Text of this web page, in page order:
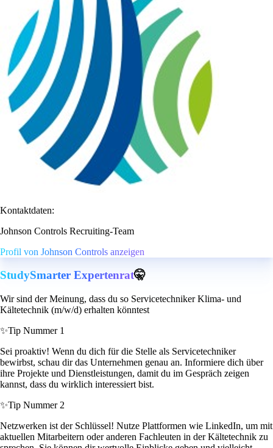
Kontaktdaten:
Johnson Controls Recruiting-Team
Profil von Johnson Controls anzeigen
StudySmarter Expertenrat🤫
Wir sind der Meinung, dass du so Servicetechniker Klima- und
Kältetechnik (m/w/d) erhalten könntest
✨Tip Nummer 1
Sei proaktiv! Wenn du dich für die Stelle als Servicetechniker
bewirbst, schau dir das Unternehmen genau an. Informiere dich über
ihre Projekte und Dienstleistungen, damit du im Gespräch zeigen
kannst, dass du wirklich interessiert bist.
✨Tip Nummer 2
Netzwerken ist der Schlüssel! Nutze Plattformen wie LinkedIn, um mit
aktuellen Mitarbeitern oder anderen Fachleuten in der Kältetechnik zu